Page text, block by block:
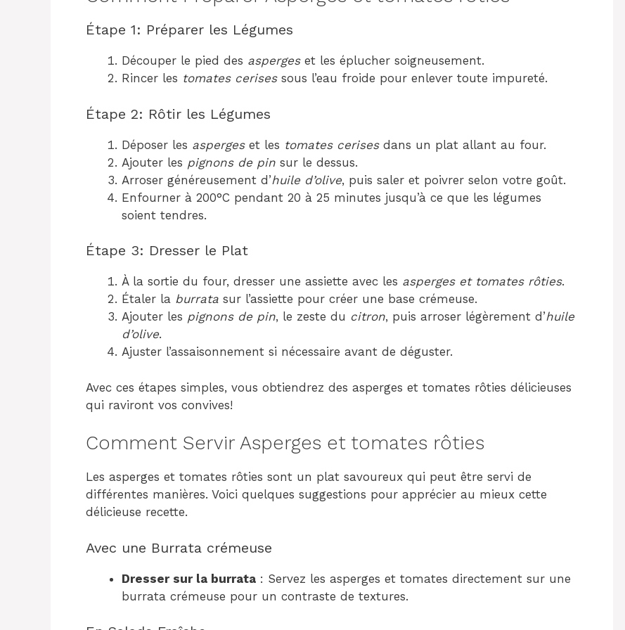
Étape 1: Préparer les Légumes
Découper le pied des aspergeset les éplucher soigneusement.
Rincer les tomates cerisessous l’eau froide pour enlever toute impureté.
Étape 2: Rôtir les Légumes
Déposer les aspergeset les tomates cerisesdans un plat allant au four.
Ajouter les pignons de pin sur le dessus.
Arroser généreusement d’huile d’olive, puis saler et poivrer selon votre goût.
Enfourner à 200°C pendant 20 à 25 minutes jusqu’à ce que les légumes
soient tendres.
Étape 3: Dresser le Plat
À la sortie du four, dresser une assiette avec les asperges et tomates rôties.
Étaler la burrata sur l’assiette pour créer une base crémeuse.
Ajouter les pignons de pin, le zeste du citron, puis arroser légèrement d’huile
d’olive.
Ajuster l’assaisonnement si nécessaire avant de déguster.
Avec ces étapes simples, vous obtiendrez des asperges et tomates rôties délicieuses
qui raviront vos convives!
Comment Servir Asperges et tomates rôties
Les asperges et tomates rôties sont un plat savoureux qui peut être servi de
différentes manières. Voici quelques suggestions pour apprécier au mieux cette
délicieuse recette.
Avec une Burrata crémeuse
Dresser sur la burrata : Servez les asperges et tomates directement sur une
burrata crémeuse pour un contraste de textures.